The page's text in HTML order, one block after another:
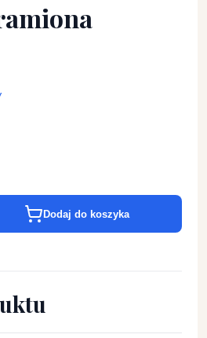
Dodaj do koszyka